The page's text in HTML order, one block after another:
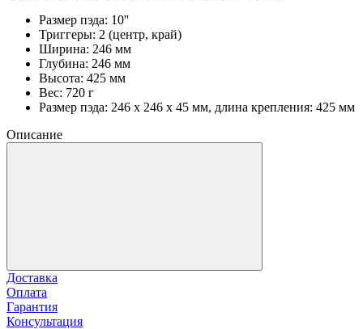
Размер пэда: 10''
Триггеры: 2 (центр, край)
Ширина: 246 мм
Глубина: 246 мм
Высота: 425 мм
Вес: 720 г
Размер пэда: 246 x 246 x 45 мм, длина крепления: 425 мм
Описание
Доставка
Оплата
Гарантия
Консультация